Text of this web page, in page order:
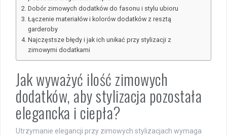
Dobór zimowych dodatków do fasonu i stylu ubioru
Łączenie materiałów i kolorów dodatków z resztą
garderoby
Najczęstsze błędy i jak ich unikać przy stylizacji z
zimowymi dodatkami
Jak wyważyć ilość zimowych
dodatków, aby stylizacja pozostała
elegancka i ciepła?
Utrzymanie elegancji przy zimowych stylizacjach wymaga